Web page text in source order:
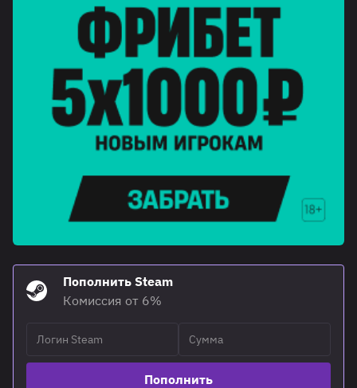
Пополнить Steam
Комиссия от 6%
Пополнить